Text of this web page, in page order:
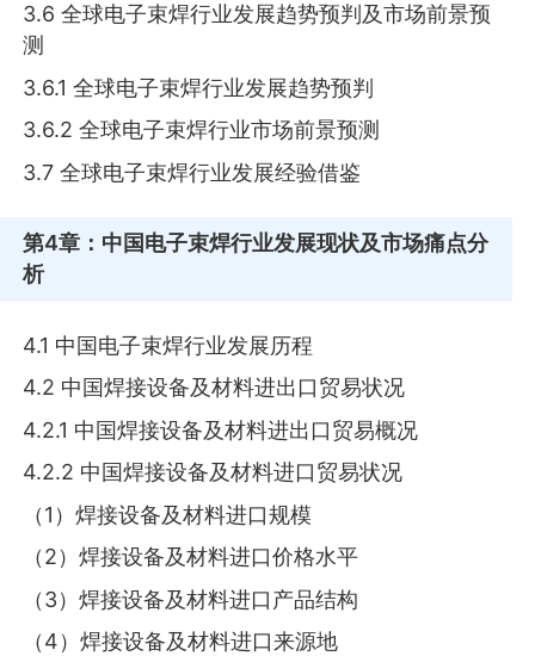
3.6 全球电子束焊行业发展趋势预判及市场前景预
测
3.6.1 全球电子束焊行业发展趋势预判
3.6.2 全球电子束焊行业市场前景预测
3.7 全球电子束焊行业发展经验借鉴
第4章 ：中国电子束焊行业发展现状及市场痛点分
析
4.1 中国电子束焊行业发展历程
4.2 中国焊接设备及材料进出口贸易状况
4.2.1 中国焊接设备及材料进出口贸易概况
4.2.2 中国焊接设备及材料进口贸易状况
（1）焊接设备及材料进口规模
（2）焊接设备及材料进口价格水平
（3）焊接设备及材料进口产品结构
（4）焊接设备及材料进口来源地